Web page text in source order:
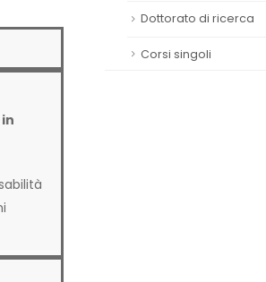
Dottorato di ricerca
Corsi singoli